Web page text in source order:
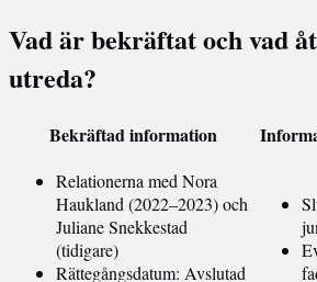
Vad är bekräftat och vad
utreda?
Bekräftad information
Relationerna med Nora
Haukland (2022–2023) och
Juliane Snekkestad
(tidigare)
Rättegångsdatum: Avslutad